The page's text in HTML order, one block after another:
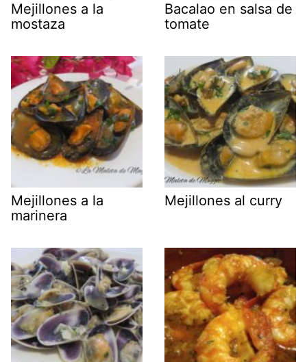
Mejillones a la
mostaza
Bacalao en salsa de
tomate
Mejillones a la
marinera
Mejillones al curry